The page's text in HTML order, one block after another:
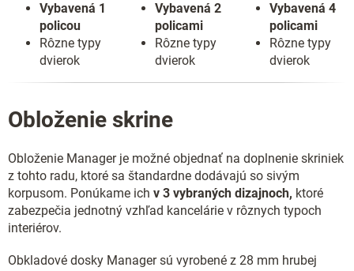
Vybavená 1
policou
Rôzne typy
dvierok
Vybavená 2
policami
Rôzne typy
dvierok
Vybavená 4
policami
Rôzne typy
dvierok
Obloženie skrine
Obloženie Manager je možné objednať na doplnenie skriniek
z tohto radu, ktoré sa štandardne dodávajú so sivým
korpusom. Ponúkame ich v 3 vybraných dizajnoch, ktoré
zabezpečia jednotný vzhľad kancelárie v rôznych typoch
interiérov.
Obkladové dosky Manager sú vyrobené z 28 mm hrubej